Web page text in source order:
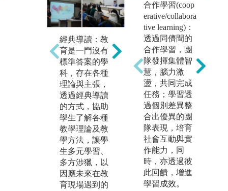
經典導讀：教
育是一門沒有
標準答案的學
科，存在各種
理論與主張，
透過經典導讀
的方式，協助
學生了解各種
教學理論及教
學方法，讓學
生多元學習、
多方涉獵，以
因應未來在教
育現場遇到的
實務實習：理
論與實務的結
合是教育成功
的基礎，而教
育是經驗的累
積，本系十分
重視教學現場
的實務實習，
藉由營隊、課
程及志工服務
的參與，讓學
生有機會踏入
教學現場，與
學生互動，累
積豐富的實務
經驗，為學生
合作學習(coop
erative/collabora
tive learning)：
透過同儕間的
合作學習，團
隊發揮集體智
慧，腦力激
盪，共同完成
任務；學習透
過個別差異整
合出優異的團
隊表現，培育
社會互動與實
作能力，同
時，亦透過彼
此回饋，增進
學習成效。